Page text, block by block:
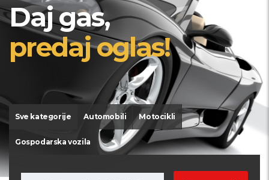
Daj gas,
predaj oglas!
Sve kategorije Automobili Motocikli
Gospodarska vozila